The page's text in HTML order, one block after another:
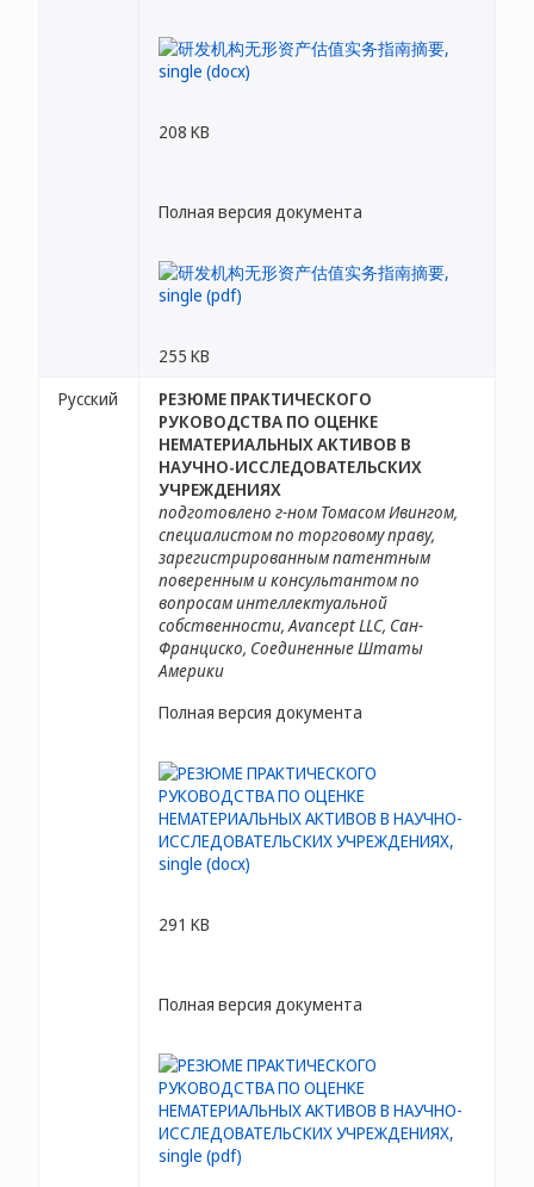
208 KB
Полная версия документа
255 KB
Русский
РЕЗЮМЕ ПРАКТИЧЕСКОГО
РУКОВОДСТВА ПО ОЦЕНКЕ
НЕМАТЕРИАЛЬНЫХ АКТИВОВ В
НАУЧНО-ИССЛЕДОВАТЕЛЬСКИХ
УЧРЕЖДЕНИЯХ
подготовлено г-ном Томасом Ивингом,
специалистом по торговому праву,
зарегистрированным патентным
поверенным и консультантом по
вопросам интеллектуальной
собственности, Avancept LLC, Сан-
Франциско, Соединенные Штаты
Америки
Полная версия документа
291 KB
Полная версия документа